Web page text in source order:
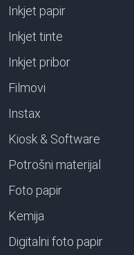
Inkjet papir
Inkjet tinte
Inkjet pribor
Filmovi
Instax
Kiosk & Software
Potrošni materijal
Foto papir
Kemija
Digitalni foto papir